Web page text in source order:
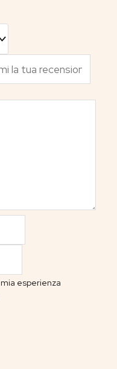
esperienza